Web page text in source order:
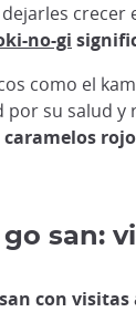
no-gi
como el
su salud y
san:
con